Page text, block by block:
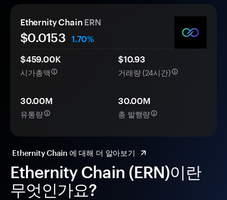
Ethernity Chain (ERN)이란
무엇인가요?
Ethernity Chain ERN
$0.0153
1.70%
$459.00K
시가총액
$10.93
거래량 (24시간)
30.00M
유통량
30.00M
총 발행량
Ethernity Chain 에 대해 더 알아보기